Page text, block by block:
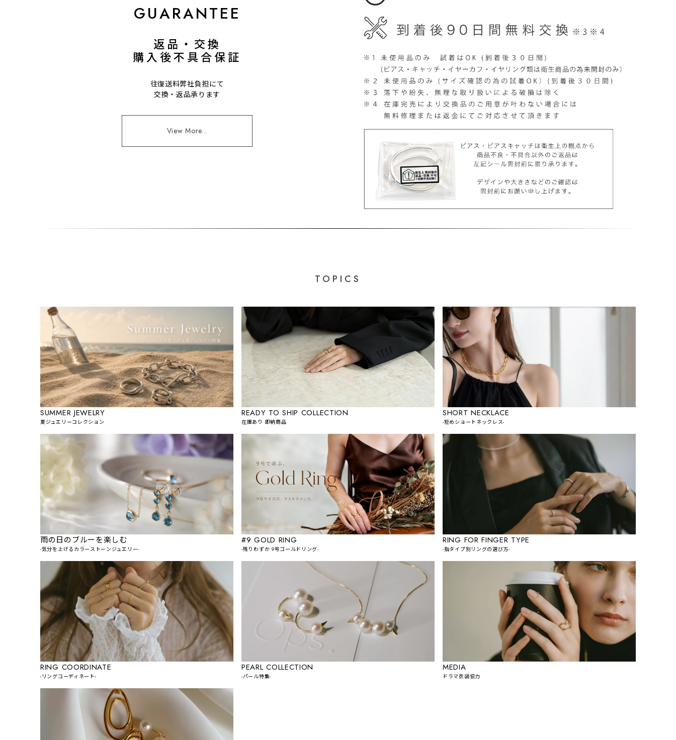
GUARANTEE
返品・交換
購入後不具合保証
往復送料弊社負担にて
交換・返品承ります
View More...
TOPICS
SUMMER JEWELRY
夏ジュエリーコレクション
READY TO SHIP COLLECTION
在庫あり 即納商品
SHORT NECKLACE
-短めショートネックレス-
雨の日のブルーを楽しむ
-気分を上げるカラーストーンジュエリー-
#9 GOLD RING
-残りわずか 9号ゴールドリング-
RING FOR FINGER TYPE
-指タイプ別リングの選び方-
RING COORDINATE
-リングコーディネート-
PEARL COLLECTION
-パール特集-
MEDIA
ドラマ衣装協力